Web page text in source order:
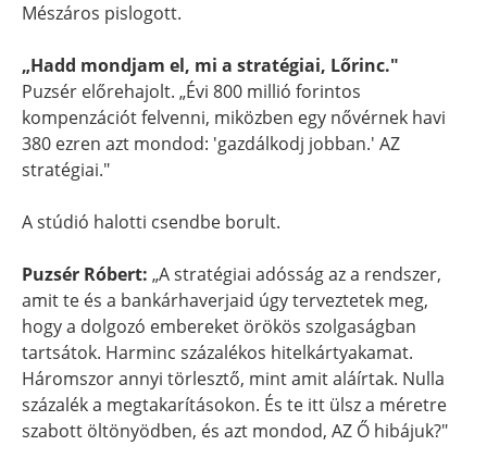
Mészáros pislogott.
„Hadd mondjam el, mi a stratégiai, Lőrinc."
Puzsér előrehajolt. „Évi 800 millió forintos
kompenzációt felvenni, miközben egy nővérnek havi
380 ezren azt mondod: 'gazdálkodj jobban.' AZ
stratégiai."
A stúdió halotti csendbe borult.
Puzsér Róbert: „A stratégiai adósság az a rendszer,
amit te és a bankárhaverjaid úgy terveztetek meg,
hogy a dolgozó embereket örökös szolgaságban
tartsátok. Harminc százalékos hitelkártyakamat.
Háromszor annyi törlesztő, mint amit aláírtak. Nulla
százalék a megtakarításokon. És te itt ülsz a méretre
szabott öltönyödben, és azt mondod, AZ Ő hibájuk?"